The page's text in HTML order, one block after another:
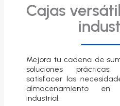
Cajas
Mejora tu cadena de
soluciones
satisfacer las
almacenamiento en
industrial.